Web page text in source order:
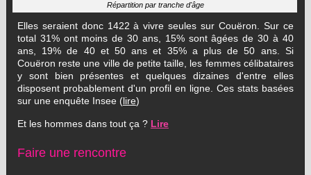
Répartition par tranche d'âge
Elles seraient donc 1422 à vivre seules sur Couëron. Sur ce
total 31% ont moins de 30 ans, 15% sont âgées de 30 à 40
ans, 19% de 40 et 50 ans et 35% a plus de 50 ans. Si
Couëron reste une ville de petite taille, les femmes célibataires
y sont bien présentes et quelques dizaines d'entre elles
disposent probablement d'un profil en ligne. Ces stats basées
sur une enquête Insee (lire)
Et les hommes dans tout ça ? Lire
Faire une rencontre